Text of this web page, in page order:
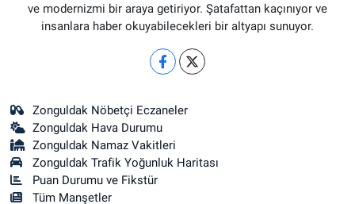
ve modernizmi bir araya getiriyor. Şatafattan kaçınıyor ve
insanlara haber okuyabilecekleri bir altyapı sunuyor.
Zonguldak Nöbetçi Eczaneler
Zonguldak Hava Durumu
Zonguldak Namaz Vakitleri
Zonguldak Trafik Yoğunluk Haritası
Puan Durumu ve Fikstür
Tüm Manşetler